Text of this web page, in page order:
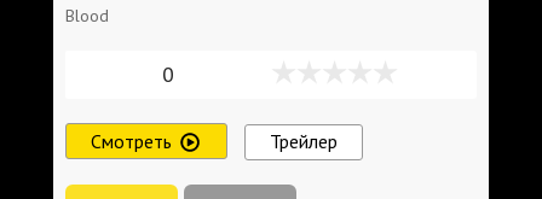
Blood
0
Смотреть Трейлер